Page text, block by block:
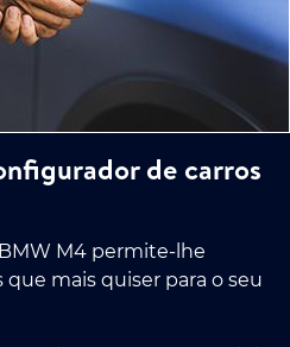
de carros
M4 permite-lhe
mais quiser para o seu